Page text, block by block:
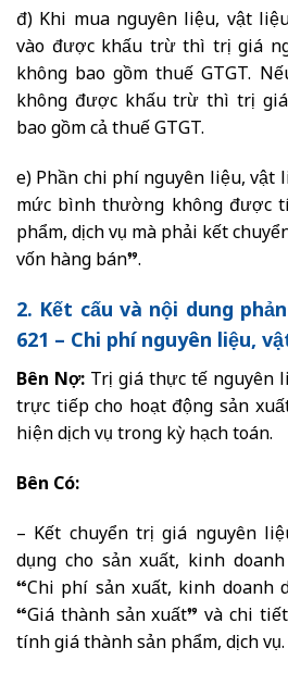
đ) Khi mua nguyên liệu, vật
vào được khấu trừ thì trị giá
không bao gồm thuế GTGT.
không được khấu trừ thì trị
bao gồm cả thuế GTGT.
e) Phần chi phí nguyên liệu,
mức bình thường không được
phẩm, dịch vụ mà phải kết
vốn hàng bán”.
2. Kết cấu và nội dung
621 – Chi phí nguyên liệu,
Bên Nợ:Trị giá thực tế nguyên
trực tiếp cho hoạt động sản
hiện dịch vụ trong kỳ hạch toán.
Bên Có:
– Kết chuyển trị giá nguyên
dụng cho sản xuất, kinh
“Chi phí sản xuất, kinh doanh
“Giá thành sản xuất” và chi
tính giá thành sản phẩm, dịch vụ.